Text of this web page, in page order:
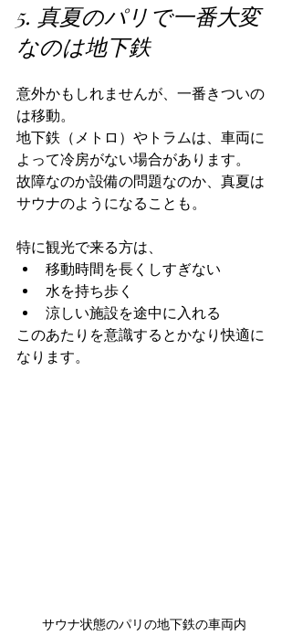
5. 真夏のパリで一番大変
なのは地下鉄
意外かもしれませんが、一番きついの
は移動。
地下鉄（メトロ）やトラムは、車両に
よって冷房がない場合があります。
故障なのか設備の問題なのか、真夏は
サウナのようになることも。
特に観光で来る方は、
移動時間を長くしすぎない
水を持ち歩く
涼しい施設を途中に入れる
このあたりを意識するとかなり快適に
なります。
サウナ状態のパリの地下鉄の車両内